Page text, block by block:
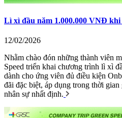
Lì xì đầu năm 1.000.000 VNĐ
12/02/2026
Nhằm chào đón những thành viên
Speed triển khai chương trình lì xì
dành cho ứng viên đủ điều kiện
đãi đặc biệt, áp dụng trong thời
nhân sự nhất định.